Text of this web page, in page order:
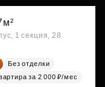
1 секция, 28
Без отделки
за 2 000 ₽/мес